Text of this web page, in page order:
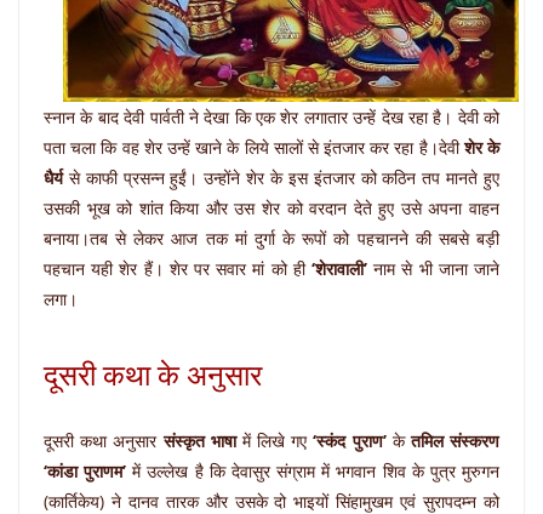
स्नान के बाद देवी पार्वती ने देखा कि एक शेर लगातार उन्हें देख रहा है। देवी को
पता चला कि वह शेर उन्हें खाने के लिये सालों से इंतजार कर रहा है।देवीशेर के
धैर्यसे काफी प्रसन्न हुईं। उन्‍होंने शेर के इस इंतजार को कठिन तप मानते हुए
उसकी भूख को शांत किया और उस शेर को वरदान देते हुए उसे अपना वाहन
बनाया।तब से लेकर आज तक मां दुर्गा के रूपों को पहचानने की सबसे बड़ी
पहचान यही शेर हैं। शेर पर सवार मां को ही ‘शेरावाली’नाम से भी जाना जाने
लगा।
दूसरी कथा के अनुसार
दूसरी कथा अनुसारसंस्कृत भाषामें लिखे गए‘स्कंद पुराण’केतमिल संस्करण
‘कांडा पुराणम’में उल्लेख है कि देवासुर संग्राम में भगवान शिव के पुत्र मुरुगन
(कार्तिकेय) ने दानव तारक और उसके दो भाइयों सिंहामुखम एवं सुरापदम्न को